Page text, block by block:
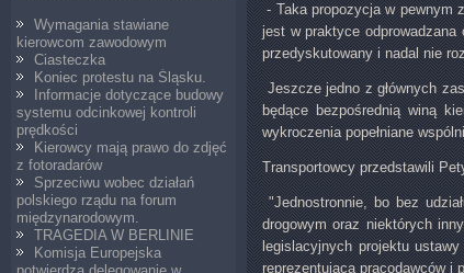
Wymagania stawiane
kierowcom zawodowym
Ciasteczka
Koniec protestu na Śląsku.
Informacje dotyczące budowy
systemu odcinkowej kontroli
prędkości
Kierowcy mają prawo do zdjęć
z fotoradarów
Sprzeciwu wobec działań
polskiego rządu na forum
międzynarodowym.
TRAGEDIA W BERLINIE
Komisja Europejska
- Taka propozycja w pewnym
jest w praktyce
przedyskutowany i nadal nie
Jeszcze jedno z głównych
będące bezpośrednią winą
wykroczenia popełniane
Transportowcy przedstawili
"Jednostronnie, bo bez
drogowym oraz niektórych
legislacyjnych projektu
reprezentującą pracodawców i